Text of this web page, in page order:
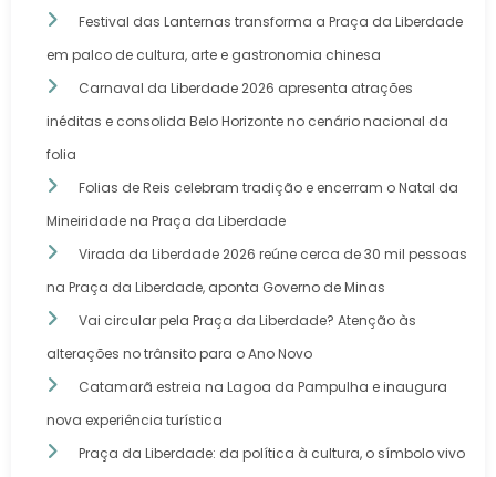
Festival das Lanternas transforma a Praça da Liberdade
em palco de cultura, arte e gastronomia chinesa
Carnaval da Liberdade 2026 apresenta atrações
inéditas e consolida Belo Horizonte no cenário nacional da
folia
Folias de Reis celebram tradição e encerram o Natal da
Mineiridade na Praça da Liberdade
Virada da Liberdade 2026 reúne cerca de 30 mil pessoas
na Praça da Liberdade, aponta Governo de Minas
Vai circular pela Praça da Liberdade? Atenção às
alterações no trânsito para o Ano Novo
Catamarã estreia na Lagoa da Pampulha e inaugura
nova experiência turística
Praça da Liberdade: da política à cultura, o símbolo vivo